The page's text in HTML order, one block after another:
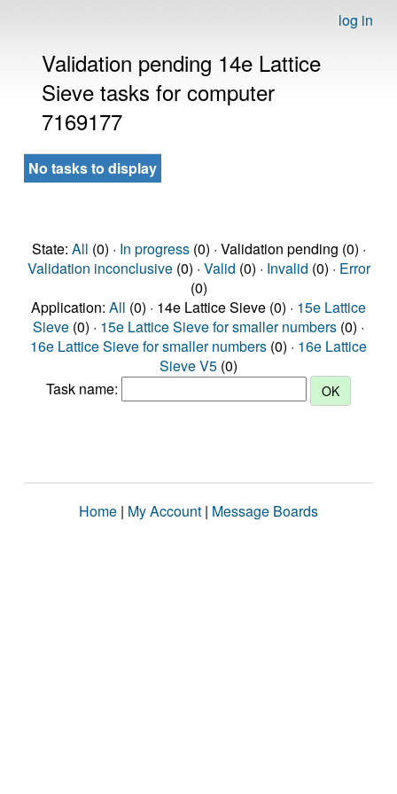
log in
Validation pending 14e Lattice
Sieve tasks for computer
7169177
No tasks to display
State: All (0) · In progress(0) · Validation pending (0) ·
Validation inconclusive(0) · Valid (0) · Invalid (0) · Error
(0)
Application: All (0) · 14e Lattice Sieve (0) · 15e Lattice
Sieve (0) · 15e Lattice Sieve for smaller numbers (0) ·
16e Lattice Sieve for smaller numbers (0) · 16e Lattice
Sieve V5 (0)
Task name:
Home | My Account | Message Boards